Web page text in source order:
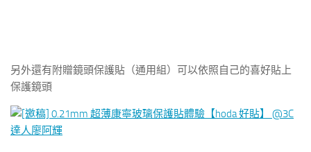
另外還有附贈鏡頭保護貼（通用組）可以依照自己的喜好貼上
保護鏡頭